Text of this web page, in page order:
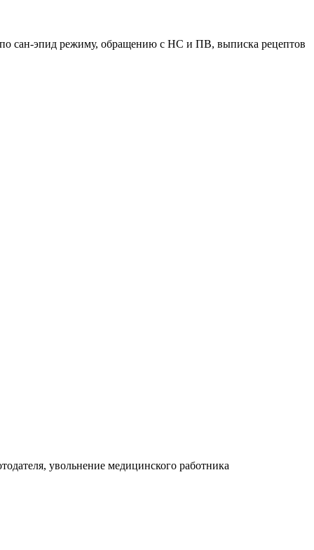
сан-эпид режиму, обращению с НС и ПВ, выписка рецептов
увольнение медицинского работника